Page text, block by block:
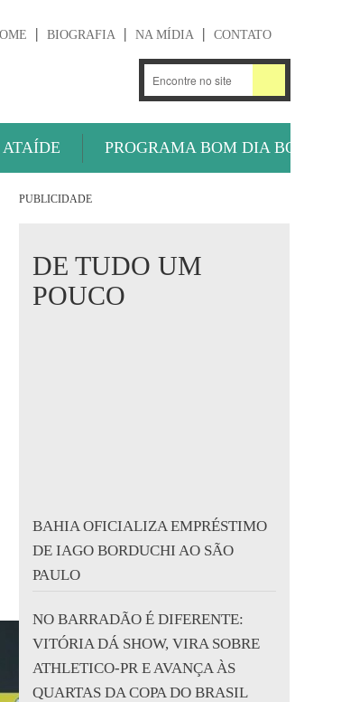
BIOGRAFIA NA MÍDIA CONTATO
PROGRAMA BOM DIA BOLA
PUBLICIDADE
DE TUDO UM
POUCO
BAHIA OFICIALIZA EMPRÉSTIMO
DE IAGO BORDUCHI AO SÃO
PAULO
NO BARRADÃO É DIFERENTE:
VITÓRIA DÁ SHOW, VIRA SOBRE
ATHLETICO-PR E AVANÇA ÀS
QUARTAS DA COPA DO BRASIL